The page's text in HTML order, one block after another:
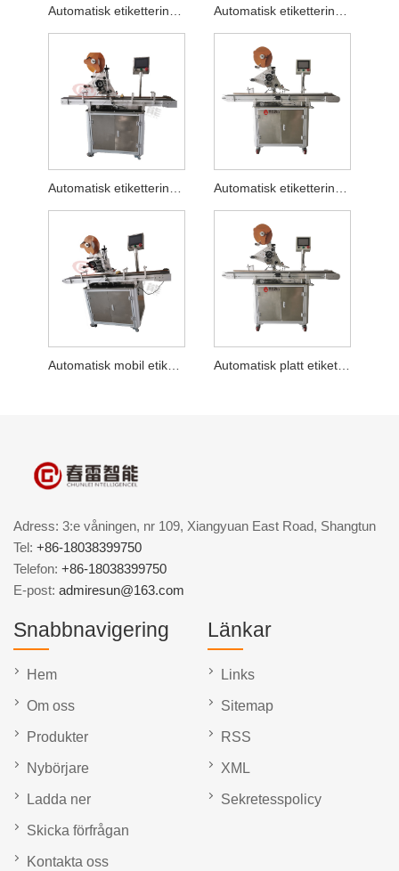
Automatisk mobil etiketteringsmaskin för kraftplan
Adress: 3:e våningen, nr 109, Xiangyuan East Road, Shangtun
Tel: +86-18038399750
Telefon: +86-18038399750
E-post: admiresun@163.com
Snabbnavigering
Hem
Om oss
Produkter
Nybörjare
Ladda ner
Skicka förfrågan
Kontakta oss
Länkar
Links
Sitemap
RSS
XML
Sekretesspolicy